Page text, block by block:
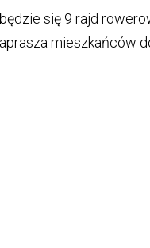
się 9 rajd
mieszkańców